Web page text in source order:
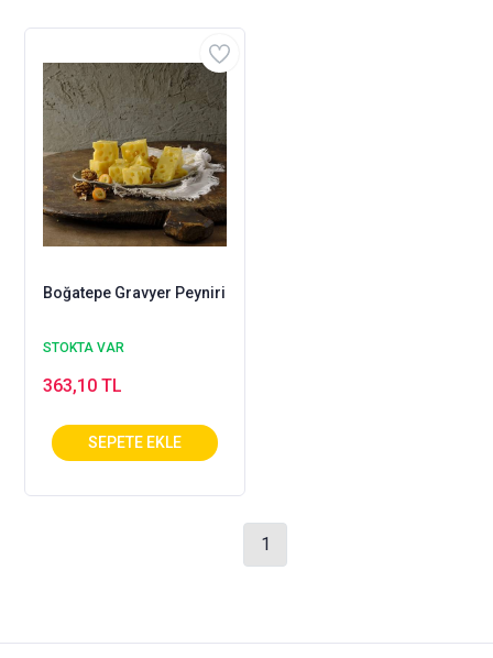
Boğatepe Gravyer Peyniri
STOKTA VAR
363,10 TL
1